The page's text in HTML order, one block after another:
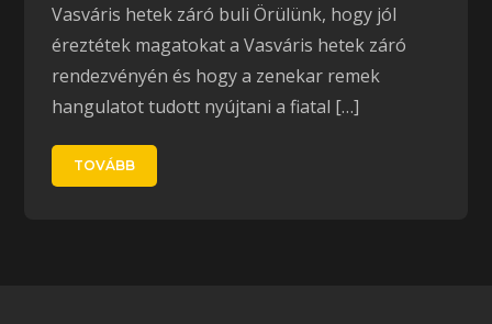
Vasváris hetek záró buli Örülünk, hogy jól
éreztétek magatokat a Vasváris hetek záró
rendezvényén és hogy a zenekar remek
hangulatot tudott nyújtani a fiatal […]
TOVÁBB